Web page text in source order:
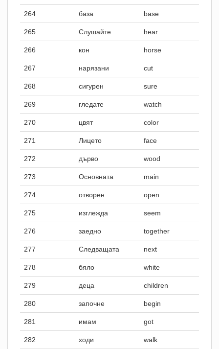
264 база base
265 Слушайте hear
266 кон horse
267 нарязани cut
268 сигурен sure
269 гледате watch
270 цвят color
271 Лицето face
272 дърво wood
273 Основната main
274 отворен open
275 изглежда seem
276 заедно together
277 Следващата next
278 бяло white
279 деца children
280 започне begin
281 имам got
282 ходи walk